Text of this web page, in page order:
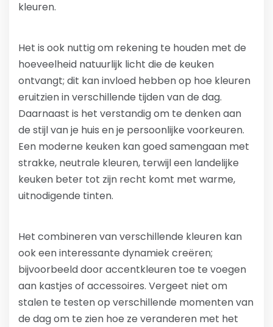
kleuren.
Het is ook nuttig om rekening te houden met de
hoeveelheid natuurlijk licht die de keuken
ontvangt; dit kan invloed hebben op hoe kleuren
eruitzien in verschillende tijden van de dag.
Daarnaast is het verstandig om te denken aan
de stijl van je huis en je persoonlijke voorkeuren.
Een moderne keuken kan goed samengaan met
strakke, neutrale kleuren, terwijl een landelijke
keuken beter tot zijn recht komt met warme,
uitnodigende tinten.
Het combineren van verschillende kleuren kan
ook een interessante dynamiek creëren;
bijvoorbeeld door accentkleuren toe te voegen
aan kastjes of accessoires. Vergeet niet om
stalen te testen op verschillende momenten van
de dag om te zien hoe ze veranderen met het